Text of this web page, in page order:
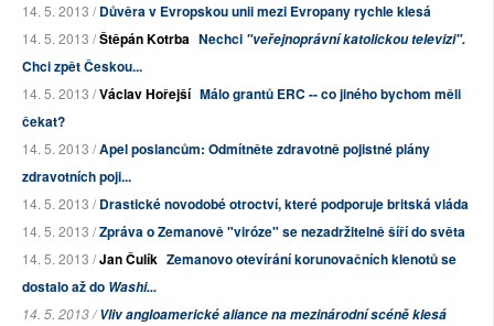
14. 5. 2013 /Důvěra v Evropskou unii mezi Evropany rychle klesá
14. 5. 2013 /Štěpán Kotrba Nechci "veřejnoprávní katolickou televizi".
Chci zpět Českou...
14. 5. 2013 /Václav Hořejší Málo grantů ERC -- co jiného bychom měli
čekat?
14. 5. 2013 /Apel poslancům: Odmítněte zdravotně pojistné plány
zdravotních poji...
14. 5. 2013 /Drastické novodobé otroctví, které podporuje britská vláda
14. 5. 2013 /Zpráva o Zemanově "viróze" se nezadržitelně šíří do světa
14. 5. 2013 /Jan Čulík Zemanovo otevírání korunovačních klenotů se
dostalo až do Washi...
14. 5. 2013 /Vliv angloamerické aliance na mezinárodní scéně klesá